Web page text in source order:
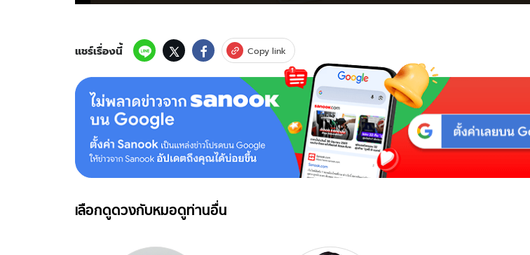
แชร์เรื่องนี้ Copy link
เลือกดูดวงกับหมอดูท่านอื่น